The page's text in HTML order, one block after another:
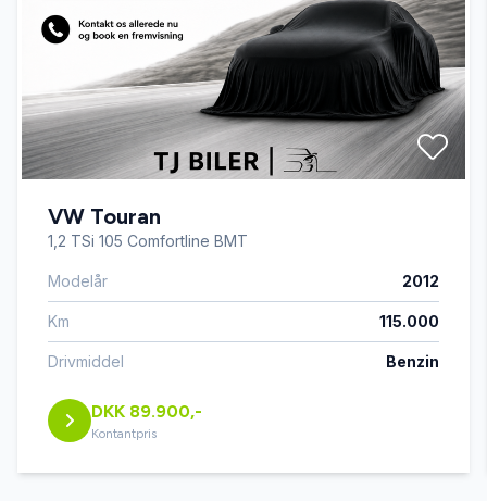
frunk
fuld LED forlygter
fuldautomatisk klimaanlæg
højdejusterbart førersæde
håndfri til mobil
ISOFIX
VW Touran
1,2 TSi 105 Comfortline BMT
Modelår 2012
Km 115.000
Drivmiddel Benzin
DKK 89.900,-
Kontantpris